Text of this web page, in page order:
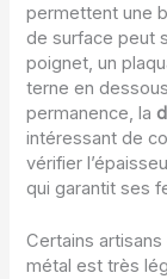
permettent une
de surface peut
poignet, un
terne en
permanence, la
intéressant de
vérifier
qui garantit ses
Certains
métal est très